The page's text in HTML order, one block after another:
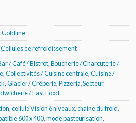
Coldline
Cellules de refroidissement
/ Café / Bistrot,Boucherie / Charcuterie /
,Collectivités / Cuisine centrale,Cuisine /
,Glacier / Crêperie,Pizzeria,Secteur
/ Fast Food
,cellule Vision 6 niveaux,chaine du froid,
600 x 400,mode pasteurisation,